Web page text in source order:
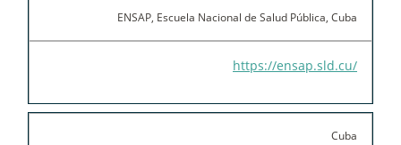
ENSAP, Escuela Nacional de Salud Pública, Cuba
https://ensap.sld.cu/
Cuba